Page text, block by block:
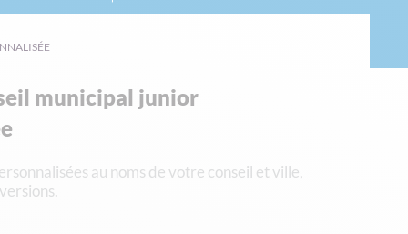
municipal junior
au noms de votre conseil et ville,